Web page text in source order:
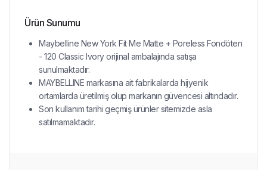
Ürün Sunumu
Maybelline New York Fit Me Matte + Poreless Fondöten
- 120 Classic Ivory orijinal ambalajında satışa
sunulmaktadır.
MAYBELLINE markasına ait fabrikalarda hijyenik
ortamlarda üretilmiş olup markanın güvencesi altındadır.
Son kullanım tarihi geçmiş ürünler sitemizde asla
satılmamaktadır.